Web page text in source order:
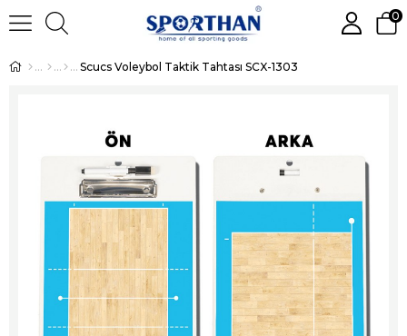
0
Scucs Voleybol Taktik Tahtası SCX-1303